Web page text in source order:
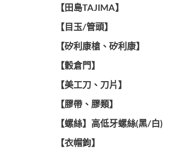
【田島TAJIMA】
【目玉/管頭】
【矽利康槍、矽利康】
【穀倉門】
【美工刀、刀片】
【膠帶、膠類】
【螺絲】高低牙螺絲(黑/白)
【衣帽鉤】